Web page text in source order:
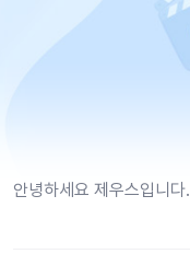
안녕하세요 제우스입니다.